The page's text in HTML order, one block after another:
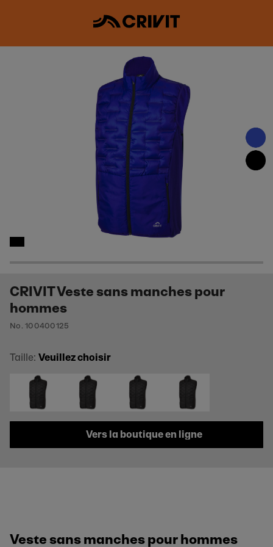
CRIVIT Veste sans manches pour
hommes
No. 100400125
Taille: Veuillez choisir
Vers la boutique en ligne
Veste sans manches pour hommes